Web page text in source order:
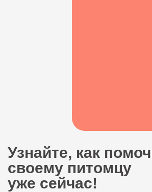
Узнайте, как
своему питомцу
уже сейчас!